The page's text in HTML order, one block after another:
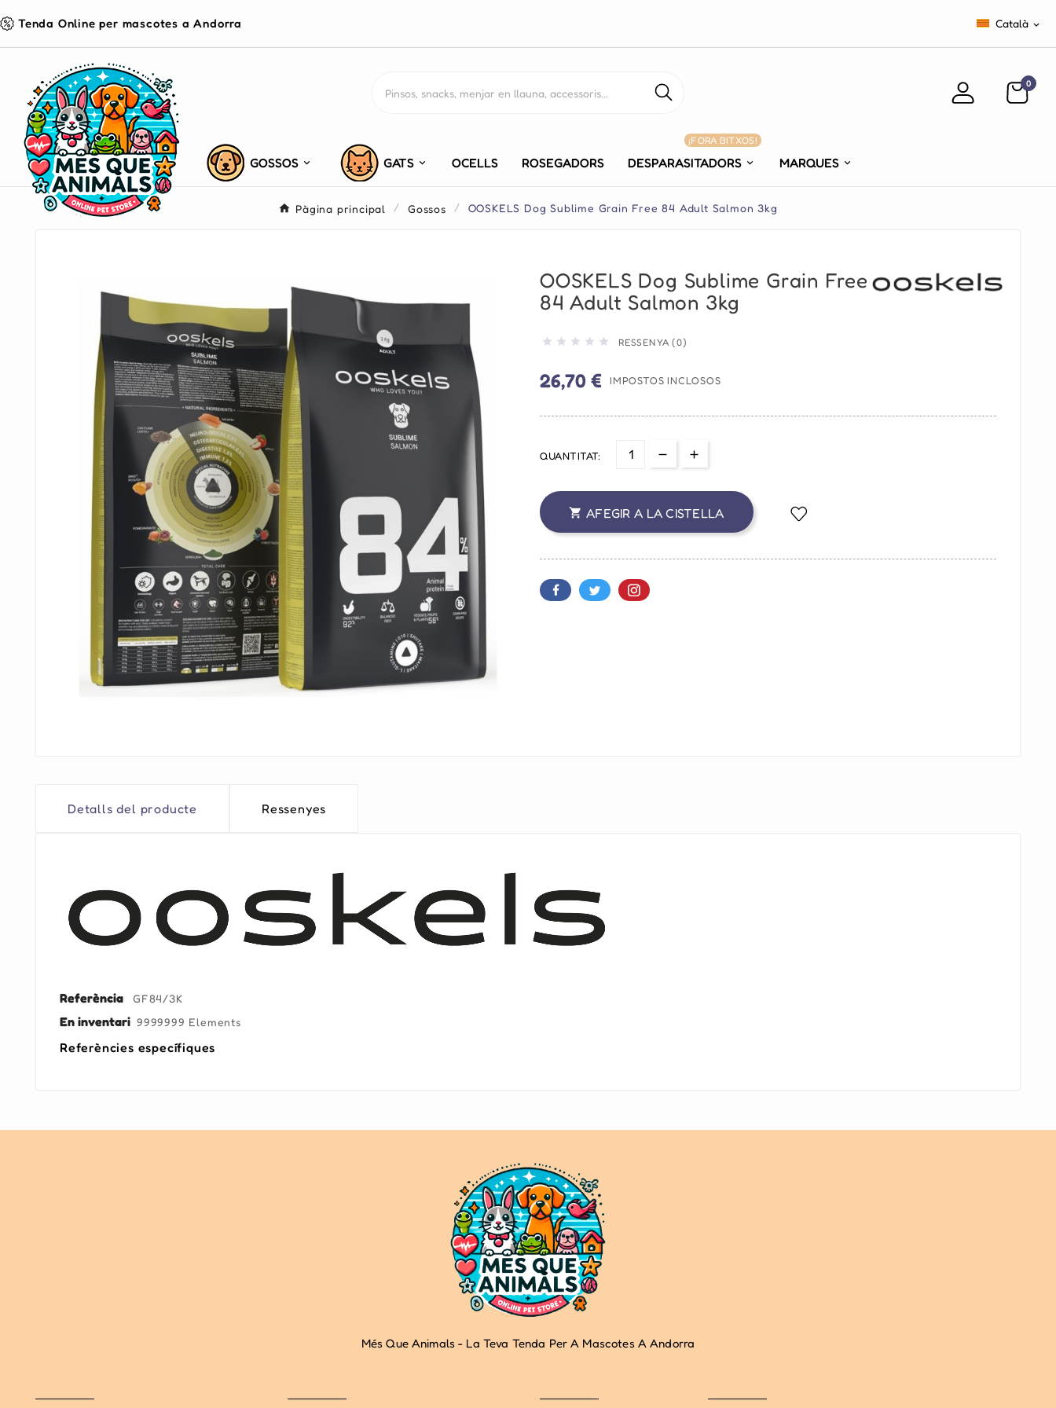
Tenda Online per mascotes a Andorra Català 
0
GOSSOS GATS OCELLS ROSEGADORS DESPARASITADORS
¡FORA BITXOS!
MARQUES
Pàgina principal Gossos OOSKELS Dog Sublime Grain Free 84 Adult Salmon 3kg
OOSKELS Dog Sublime Grain Free
84 Adult Salmon 3kg
     RESSENYA (0)
26,70 € IMPOSTOS INCLOSOS
QUANTITAT:
 AFEGIR A LA CISTELLA
Detalls del producte Ressenyes
Referència GF84/3K
En inventari 9999999 Elements
Referències específiques
Més Que Animals - La Teva Tenda Per A Mascotes A Andorra